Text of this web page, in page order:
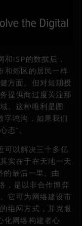
ISP的数据后，
和郊区的居民一样
方面。但对短期投
提供商过度关注那
。这种唯利是图
鸿沟，如果我们
态”。
可以解决三十多亿
实在于在天地一天
最后一里。由
，是以非合作博弈
它可为网络建设市
组网方式，并克服
网络构建者心